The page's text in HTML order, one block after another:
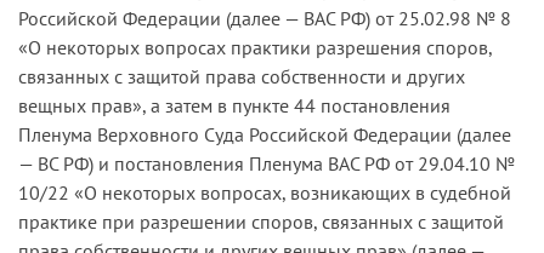
Российской Федерации (далее — ВАС РФ) от 25.02.98 № 8
«О некоторых вопросах практики разрешения споров,
связанных с защитой права собственности и других
вещных прав», а затем в пункте 44 постановления
Пленума Верховного Суда Российской Федерации (далее
— ВС РФ) и постановления Пленума ВАС РФ от 29.04.10 №
10/22 «О некоторых вопросах, возникающих в судебной
практике при разрешении споров, связанных с защитой